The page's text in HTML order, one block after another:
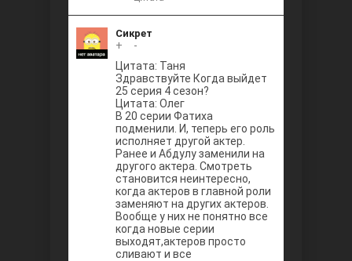
Сикрет
+
-
Цитата: Таня
Здравствуйте Когда выйдет
25 серия 4 сезон?
Цитата: Олег
В 20 серии Фатиха
подменили. И, теперь его роль
исполняет другой актер.
Ранее и Абдулу заменили на
другого актера. Смотреть
становится неинтересно,
когда актеров в главной роли
заменяют на других актеров.
Вообще у них не понятно все
когда новые серии
выходят,актеров просто
сливают и все